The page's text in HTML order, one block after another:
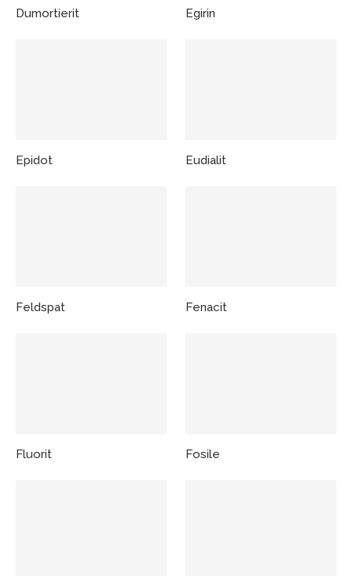
Dumortierit Egirin
Epidot Eudialit
Feldspat Fenacit
Fluorit Fosile